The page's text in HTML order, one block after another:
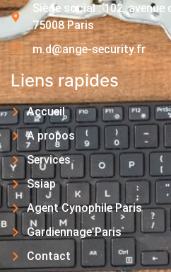
Siège social : 102, avenue
75008 Paris
m.d@ange-security.fr
Liens rapides
Accueil
A propos
Services
Ssiap
Agent Cynophile Paris
Gardiennage Paris
Contact